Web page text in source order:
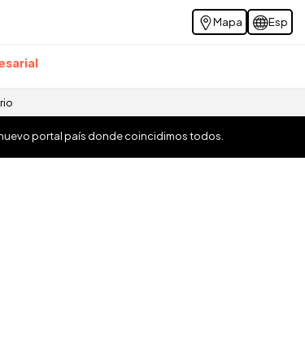
Mapa Esp
nuevo portal país donde coincidimos todos.